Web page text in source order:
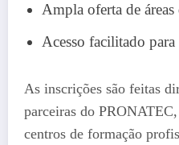
Ampla oferta de áreas
Acesso facilitado para
As inscrições são feitas
parceiras do
centros de formação